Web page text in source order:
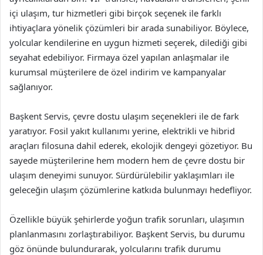
içi ulaşım, tur hizmetleri gibi birçok seçenek ile farklı
ihtiyaçlara yönelik çözümleri bir arada sunabiliyor. Böylece,
yolcular kendilerine en uygun hizmeti seçerek, dilediği gibi
seyahat edebiliyor. Firmaya özel yapılan anlaşmalar ile
kurumsal müşterilere de özel indirim ve kampanyalar
sağlanıyor.
Başkent Servis, çevre dostu ulaşım seçenekleri ile de fark
yaratıyor. Fosil yakıt kullanımı yerine, elektrikli ve hibrid
araçları filosuna dahil ederek, ekolojik dengeyi gözetiyor. Bu
sayede müşterilerine hem modern hem de çevre dostu bir
ulaşım deneyimi sunuyor. Sürdürülebilir yaklaşımları ile
geleceğin ulaşım çözümlerine katkıda bulunmayı hedefliyor.
Özellikle büyük şehirlerde yoğun trafik sorunları, ulaşımın
planlanmasını zorlaştırabiliyor. Başkent Servis, bu durumu
göz önünde bulundurarak, yolcularını trafik durumu